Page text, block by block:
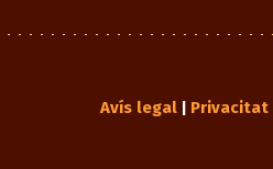
Avís legal Privacitat